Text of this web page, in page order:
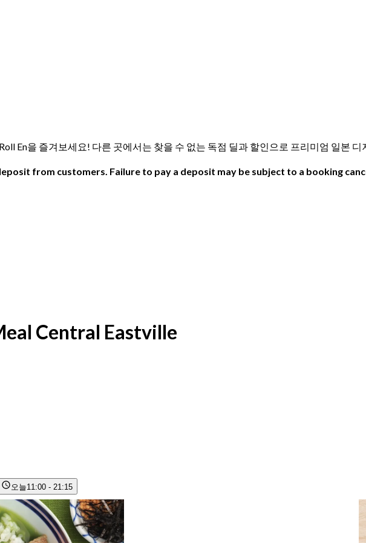
En을 즐겨보세요! 다른 곳에서는 찾을 수 없는 독점 딜과 할인으로 프리미엄 일본 디
from customers. Failure to pay a deposit may be subject to a booking
Central Eastville
오늘11:00 - 21:15